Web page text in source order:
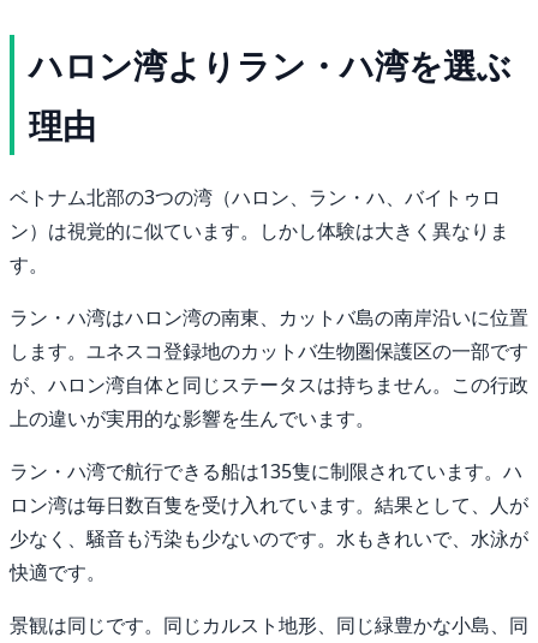
ハロン湾よりラン・ハ湾を選ぶ
理由
ベトナム北部の3つの湾（ハロン、ラン・ハ、バイトゥロ
ン）は視覚的に似ています。しかし体験は大きく異なりま
す。
ラン・ハ湾はハロン湾の南東、カットバ島の南岸沿いに位置
します。ユネスコ登録地のカットバ生物圏保護区の一部です
が、ハロン湾自体と同じステータスは持ちません。この行政
上の違いが実用的な影響を生んでいます。
ラン・ハ湾で航行できる船は135隻に制限されています。ハ
ロン湾は毎日数百隻を受け入れています。結果として、人が
少なく、騒音も汚染も少ないのです。水もきれいで、水泳が
快適です。
景観は同じです。同じカルスト地形、同じ緑豊かな小島、同